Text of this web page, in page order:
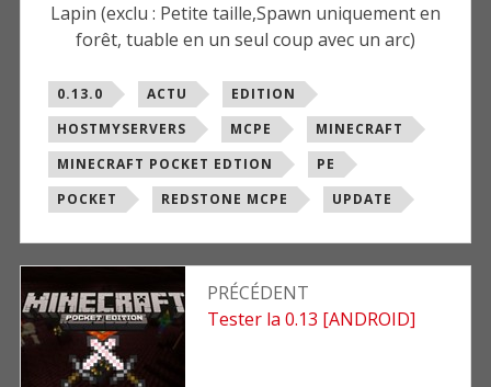
Lapin (exclu : Petite taille,Spawn uniquement en
forêt, tuable en un seul coup avec un arc)
Étiqueté
avec
0.13.0 ACTU
EDITION
HOSTMYSERVERS
MCPE
MINECRAFT
MINECRAFT POCKET EDTION
PE
POCKET
REDSTONE MCPE UPDATE
Navigation
de
l’article
PRÉCÉDENT
Article
Tester la 0.13 [ANDROID]